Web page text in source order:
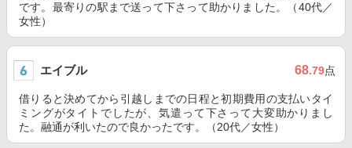
です。最寄りの駅まで送って下さって助かりました。（40代／
女性）
エイブル 68.79点
借りると決めてから引越しまでの日程と初期費用の支払いタイ
ミングがタイトでしたが、気遣って下さって大変助かりまし
た。融通が利いたので良かったです。（20代／女性）